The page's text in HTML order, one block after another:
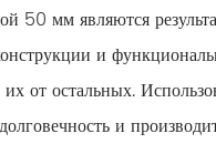
50 мм являются
и
от остальных.
и